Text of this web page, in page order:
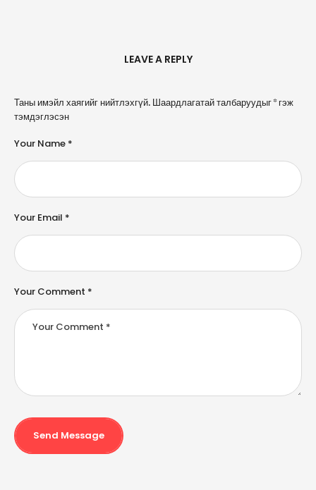
LEAVE A REPLY
Таны имэйл хаягийг нийтлэхгүй. Шаардлагатай талбаруудыг*гэж
тэмдэглэсэн
Your Comment *
Your Name *
Your Email *
Send Message
A
l
e
n
a
ti
e